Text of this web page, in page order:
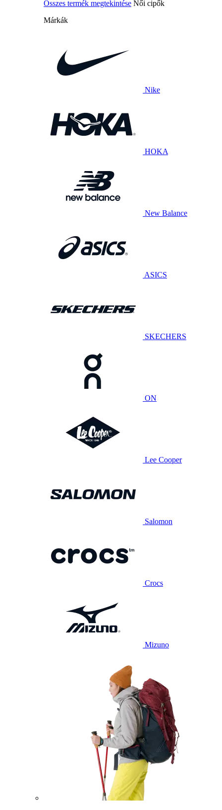
Összes termék megtekintése Női cipők
Márkák
Nike
HOKA
New Balance
ASICS
SKECHERS
ON
Lee Cooper
Salomon
Crocs
Mizuno